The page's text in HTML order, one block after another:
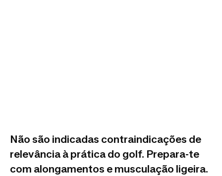
Não são indicadas contraindicações de
relevância à prática do golf. Prepara-te
com alongamentos e musculação ligeira.